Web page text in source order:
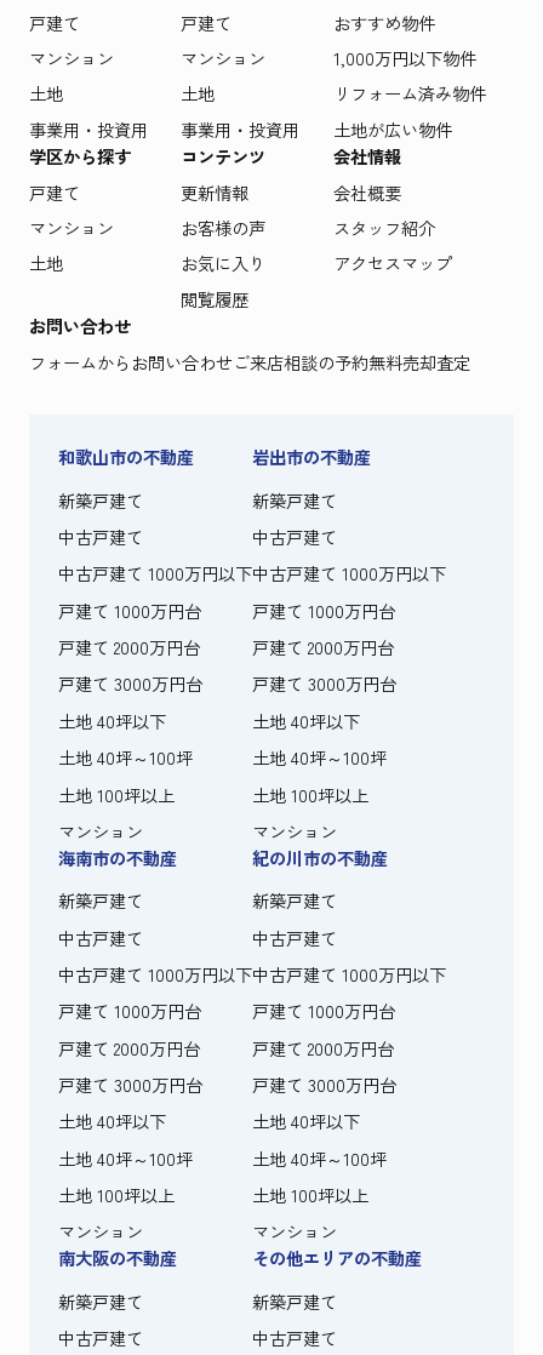
戸建て
マンション
土地
事業用・投資用
戸建て
マンション
土地
事業用・投資用
おすすめ物件
1,000万円以下物件
リフォーム済み物件
土地が広い物件
学区から探す
戸建て
マンション
土地
コンテンツ
更新情報
お客様の声
お気に入り
閲覧履歴
会社情報
会社概要
スタッフ紹介
アクセスマップ
お問い合わせ
フォームからお問い合わせご来店相談の予約無料売却査定
和歌山市の不動産
新築戸建て
中古戸建て
中古戸建て 1000万円以下
戸建て 1000万円台
戸建て 2000万円台
戸建て 3000万円台
土地 40坪以下
土地 40坪～100坪
土地 100坪以上
マンション
岩出市の不動産
新築戸建て
中古戸建て
中古戸建て 1000万円以下
戸建て 1000万円台
戸建て 2000万円台
戸建て 3000万円台
土地 40坪以下
土地 40坪～100坪
土地 100坪以上
マンション
海南市の不動産
新築戸建て
中古戸建て
中古戸建て 1000万円以下
戸建て 1000万円台
戸建て 2000万円台
戸建て 3000万円台
土地 40坪以下
土地 40坪～100坪
土地 100坪以上
マンション
紀の川市の不動産
新築戸建て
中古戸建て
中古戸建て 1000万円以下
戸建て 1000万円台
戸建て 2000万円台
戸建て 3000万円台
土地 40坪以下
土地 40坪～100坪
土地 100坪以上
マンション
南大阪の不動産
新築戸建て
中古戸建て
その他エリアの不動産
新築戸建て
中古戸建て